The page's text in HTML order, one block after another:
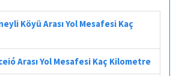
Köyü Arası Yol Mesafesi Kaç
Arası Yol Mesafesi Kaç Kilometre